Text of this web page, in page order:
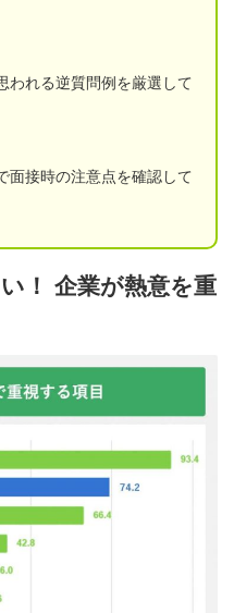
われる逆質問例を厳選して
面接時の注意点を確認して
！ 企業が熱意を重